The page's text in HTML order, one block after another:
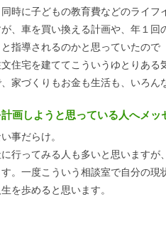
時に子どもの教育費などのライフ
、車を買い換える計画や、年１回
指導されるのかと思っていたの
住宅を建ててこういうゆとりあ
家づくりもお金も生活も、いろん
画しようと思っている人へメッ
事だらけ。
行ってみる人も多いと思います
。一度こういう相談室で自分の
を歩めると思います。